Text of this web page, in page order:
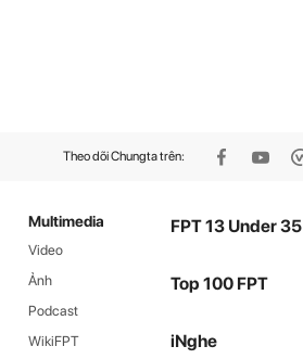
Theo dõi Chungta trên:
Multimedia
Video
Ảnh
Podcast
WikiFPT
FPT 13 Under 35
Top 100 FPT
iNghe